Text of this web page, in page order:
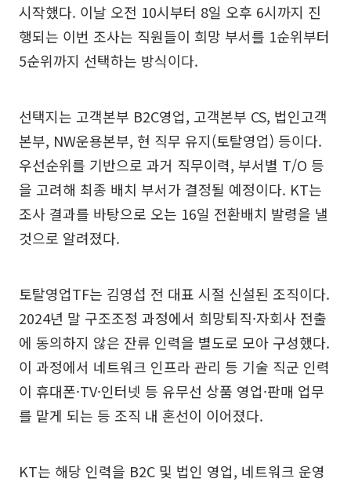
시작했다. 이날 오전 10시부터 8일 오후 6시까지 진
행되는 이번 조사는 직원들이 희망 부서를 1순위부터
5순위까지 선택하는 방식이다.
선택지는 고객본부 B2C영업, 고객본부 CS, 법인고객
본부, NW운용본부, 현 직무 유지(토탈영업) 등이다.
우선순위를 기반으로 과거 직무이력, 부서별 T/O 등
을 고려해 최종 배치 부서가 결정될 예정이다. KT는
조사 결과를 바탕으로 오는 16일 전환배치 발령을 낼
것으로 알려졌다.
토탈영업TF는 김영섭 전 대표 시절 신설된 조직이다.
2024년 말 구조조정 과정에서 희망퇴직·자회사 전출
에 동의하지 않은 잔류 인력을 별도로 모아 구성했다.
이 과정에서 네트워크 인프라 관리 등 기술 직군 인력
이 휴대폰·TV·인터넷 등 유무선 상품 영업·판매 업무
를 맡게 되는 등 조직 내 혼선이 이어졌다.
KT는 해당 인력을 B2C 및 법인 영업, 네트워크 운영